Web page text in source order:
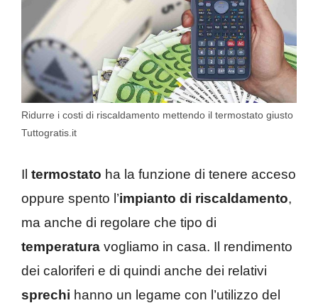
Ridurre i costi di riscaldamento mettendo il termostato giusto
Tuttogratis.it
Il termostato ha la funzione di tenere acceso
oppure spento l’impianto di riscaldamento,
ma anche di regolare che tipo di
temperatura vogliamo in casa. Il rendimento
dei caloriferi e di quindi anche dei relativi
sprechi hanno un legame con l’utilizzo del